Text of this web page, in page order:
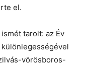
el.
tarolt: az Év
különlegességével
vörösboros-